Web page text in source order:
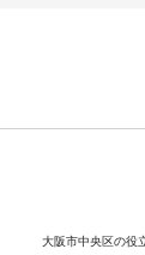
大阪市中央区の役